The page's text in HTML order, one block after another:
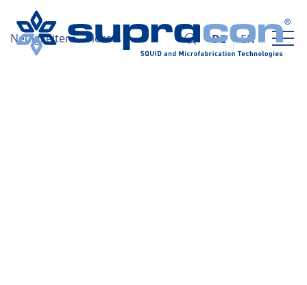
Neuigkeiten Tickets DE EN